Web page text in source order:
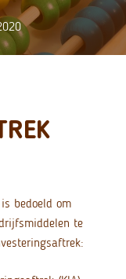
bedoeld om
te